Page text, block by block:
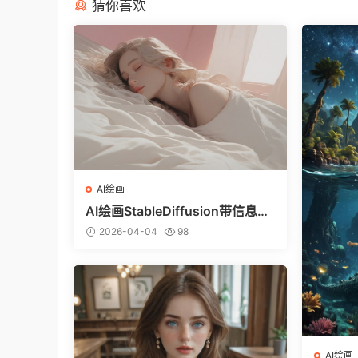
猜你喜欢
AI绘画
AI绘画StableDiffusion带信息样
图（civitai.com网站精选）-躺在
2026-04-04 98
AI绘画